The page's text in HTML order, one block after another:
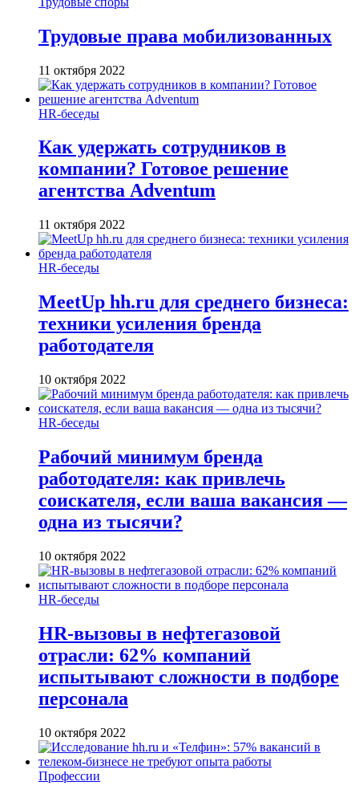
Трудовые права мобилизованных
11 октября 2022
HR-беседы
Как удержать сотрудников в
компании? Готовое решение
агентства Adventum
11 октября 2022
HR-беседы
MeetUp hh.ru для среднего бизнеса:
техники усиления бренда
работодателя
10 октября 2022
HR-беседы
Рабочий минимум бренда
работодателя: как привлечь
соискателя, если ваша вакансия —
одна из тысячи?
10 октября 2022
HR-беседы
HR-вызовы в нефтегазовой
отрасли: 62% компаний
испытывают сложности в подборе
персонала
10 октября 2022
Профессии